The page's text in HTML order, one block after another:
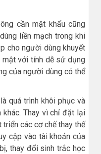
cần mật khẩu cũng
liền mạch trong khi
cho người dùng khuyết
mật với tính dễ sử dụng
của người dùng có thể
quá trình khôi phục và
khác. Thay vì chỉ đặt lại
các cơ chế thay thế
cập vào tài khoản của
thay đổi sinh trắc học